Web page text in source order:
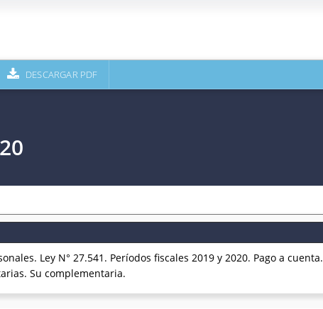
DESCARGAR PDF
Ley N° 27.541. Períodos fiscales 2019 y 2020. Pago a cuenta.
Su complementaria.